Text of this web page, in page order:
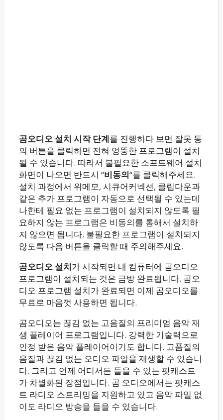
곰오디오 설치 시작 단계를 진행하다 보면 잘못 동
의 버튼을 클릭하면 전혀 엉뚱한 프로그램이 설치
될 수 있습니다. 따라서 불필요한 소프트웨어 설치
화면이 나오면 반드시 “비동의“를 클릭해주세요.
설치 과정에서 위메모, 시큐어커넥션, 클립다운과
같은 추가 프로그램이 자동으로 선택될 수 있는데
나한테 필요 없는 프로그램이 설치되지 않도록 필
요하지 않는 프로그램은 비동의를 통해서 설치하
지 않으면 됩니다. 불필요한 프로그램이 설치되지
않도록 다음 버튼을 클릭할 때 주의해주세요.
곰오디오 설치가 시작되면 내 컴퓨터에 곰오디오
프로그램이 설치되는 것은 금방 완료됩니다. 곰오
디오 프로그램 설치가 완료되면 이제 곰오디오를
무료로 마음껏 사용하면 됩니다.
곰오디오는 끊김 없는 고음질의 프리미엄 음악 재
생 플레이어 프로그램입니다. 강력한 기술력으로
인정 받은 음악 플레이어이기도 합니다. 고품질의
음질과 끊김 없는 오디오 파일을 재생할 수 있습니
다. 그리고 언제 어디서든 들을 수 있는 팟캐스트
가 차별화된 장점입니다. 곰 오디오에서는 팟캐스
트 라디오 스트리밍을 지원하고 있고 음악 파일 없
이도 라디오 방송을 들을 수 있습니다.